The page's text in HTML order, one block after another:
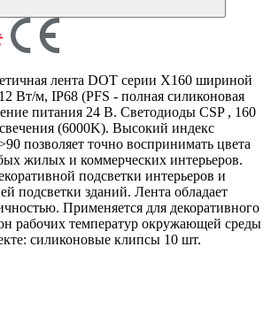
лента DOT серии X160 шириной
Вт/м, IP68 (PFS - полная силиконовая
питания 24 В. Светодиоды CSP , 160
(6000K). Высокий индекс
позволяет точно воспринимать цвета
жилых и коммерческих интерьеров.
подсветки интерьеров и
подсветки зданий. Лента обладает
Применяется для декоративного
рабочих температур окружающей среды
силиконовые клипсы 10 шт.